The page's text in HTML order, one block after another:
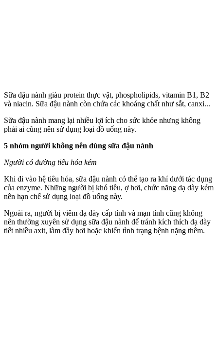
Sữa đậu nành giàu protein thực vật, phospholipids, vitamin B1, B2
và niacin. Sữa đậu nành còn chứa các khoáng chất như sắt, canxi...
Sữa đậu nành mang lại nhiều lợi ích cho sức khỏe nhưng không
phải ai cũng nên sử dụng loại đồ uống này.
5 nhóm người không nên dùng sữa đậu nành
Người có đường tiêu hóa kém
Khi đi vào hệ tiêu hóa, sữa đậu nành có thể tạo ra khí dưới tác dụng
của enzyme. Những người bị khó tiêu, ợ hơi, chức năng dạ dày kém
nên hạn chế sử dụng loại đồ uống này.
Ngoài ra, người bị viêm dạ dày cấp tính và mạn tính cũng không
nên thường xuyên sử dụng sữa đậu nành để tránh kíc‌h thí‌ch dạ dày
tiết nhiều axit, làm đầy hơi hoặc khiến tình trạng bệnh nặng thêm.